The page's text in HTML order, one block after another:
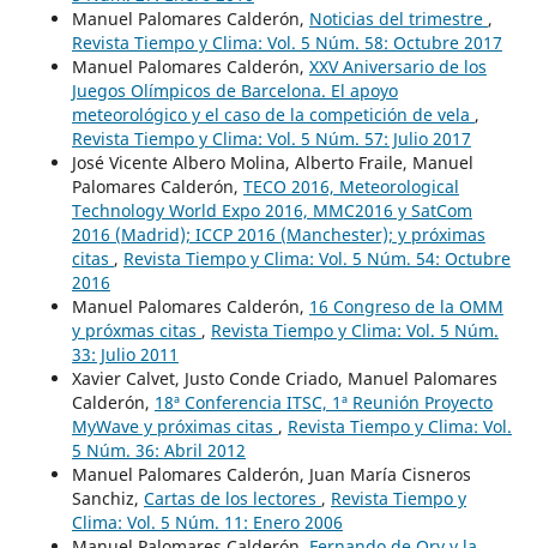
Manuel Palomares Calderón, Noticias del trimestre ,
Revista Tiempo y Clima: Vol. 5 Núm. 58: Octubre 2017
Manuel Palomares Calderón, XXV Aniversario de los
Juegos Olímpicos de Barcelona. El apoyo
meteorológico y el caso de la competición de vela ,
Revista Tiempo y Clima: Vol. 5 Núm. 57: Julio 2017
José Vicente Albero Molina, Alberto Fraile, Manuel
Palomares Calderón, TECO 2016, Meteorological
Technology World Expo 2016, MMC2016 y SatCom
2016 (Madrid); ICCP 2016 (Manchester); y próximas
citas , Revista Tiempo y Clima: Vol. 5 Núm. 54: Octubre
2016
Manuel Palomares Calderón, 16 Congreso de la OMM
y próxmas citas , Revista Tiempo y Clima: Vol. 5 Núm.
33: Julio 2011
Xavier Calvet, Justo Conde Criado, Manuel Palomares
Calderón, 18ª Conferencia ITSC, 1ª Reunión Proyecto
MyWave y próximas citas , Revista Tiempo y Clima: Vol.
5 Núm. 36: Abril 2012
Manuel Palomares Calderón, Juan María Cisneros
Sanchiz, Cartas de los lectores , Revista Tiempo y
Clima: Vol. 5 Núm. 11: Enero 2006